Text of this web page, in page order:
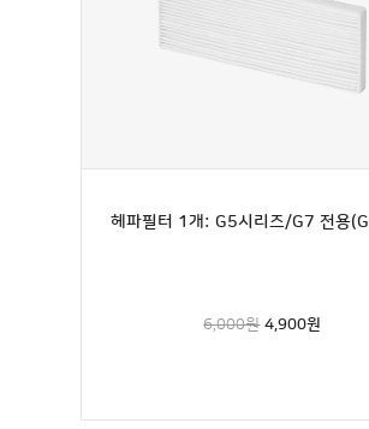
6,000원 4,900원